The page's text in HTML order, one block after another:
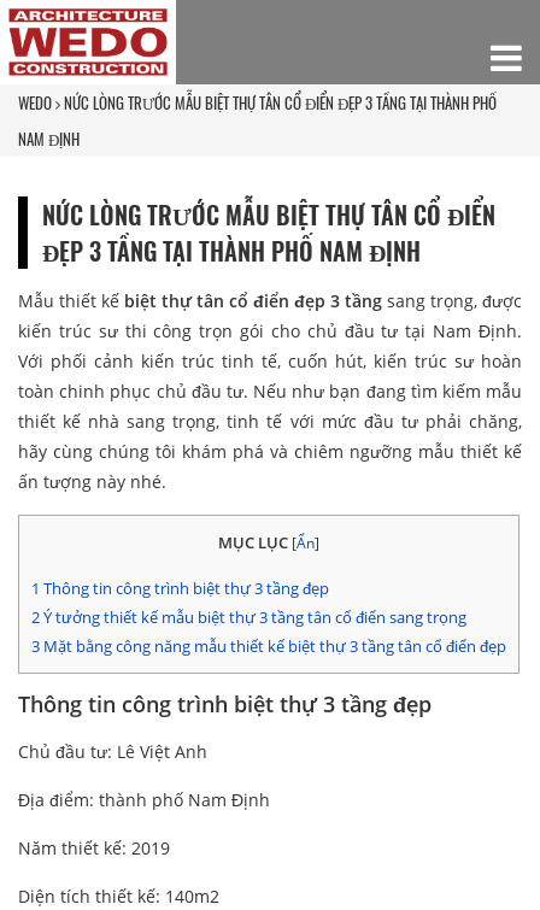
WEDO NỨC LÒNG TRƯỚC MẪU BIỆT THỰ TÂN CỔ ĐIỂN ĐẸP 3 TẦNG TẠI THÀNH PHỐ
NAM ĐỊNH
NỨC LÒNG TRƯỚC MẪU BIỆT THỰ TÂN CỔ ĐIỂN
ĐẸP 3 TẦNG TẠI THÀNH PHỐ NAM ĐỊNH
Mẫu thiết kế biệt thự tân cổ điển đẹp 3 tầng sang trọng, được
kiến trúc sư thi công trọn gói cho chủ đầu tư tại Nam Định.
Với phối cảnh kiến trúc tinh tế, cuốn hút, kiến trúc sư hoàn
toàn chinh phục chủ đầu tư. Nếu như bạn đang tìm kiếm mẫu
thiết kế nhà sang trọng, tinh tế với mức đầu tư phải chăng,
hãy cùng chúng tôi khám phá và chiêm ngưỡng mẫu thiết kế
ấn tượng này nhé.
MỤC LỤC [Ẩn]
1 Thông tin công trình biệt thự 3 tầng đẹp
2Ý tưởng thiết kế mẫu biệt thự 3 tầng tân cổ điển sang trọng
3 Mặt bằng công năng mẫu thiết kế biệt thự 3 tầng tân cổ điển đẹp
Thông tin công trình biệt thự 3 tầng đẹp
Chủ đầu tư: Lê Việt Anh
Địa điểm: thành phố Nam Định
Năm thiết kế: 2019
Diện tích thiết kế: 140m2